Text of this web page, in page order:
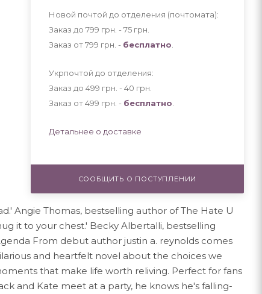
Новой почтой до отделения (почтомата):
Заказ до 799 грн. - 75 грн
Заказ от 799 грн. - бесплатно
Укрпочтой до отделения:
Заказ до 499 грн. - 40 грн
Заказ от 499 грн. - бесплатно
Детальнее о доставке
СООБЩИТЬ О ПОСТУПЛЕНИИ
Angie Thomas, bestselling author of The Hate U
it to your chest.' Becky Albertalli, bestselling
From debut author justin a. reynolds comes
and heartfelt novel about the choices we
that make life worth reliving. Perfect for fans
and Kate meet at a party, he knows he's falling-